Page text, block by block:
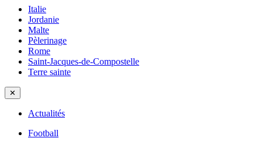
Italie
Jordanie
Malte
Pèlerinage
Rome
Saint-Jacques-de-Compostelle
Terre sainte
✕
Actualités
Football